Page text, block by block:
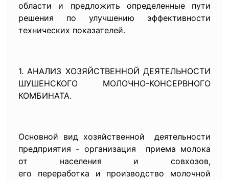
области и предложить определенные пути
решения по улучшению эффективности
технических показателей.
1. АНАЛИЗ ХОЗЯЙСТВЕННОЙ ДЕЯТЕЛЬНОСТИ
ШУШЕНСКОГО МОЛОЧНО-КОНСЕРВНОГО
КОМБИНАТА.
Основной вид хозяйственной деятельности
предприятия - организация приема молока
от населения и совхозов,
его переработка и производство молочной